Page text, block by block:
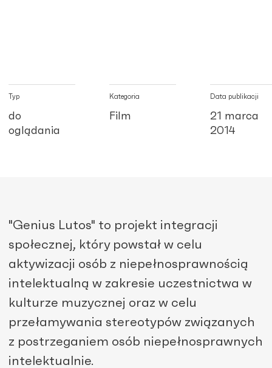
Typ
do
oglądania
Kategoria
Film
Data publikacji
21 marca
2014
"Genius Lutos" to projekt integracji
społecznej, który powstał w celu
aktywizacji osób z niepełnosprawnością
intelektualną w zakresie uczestnictwa w
kulturze muzycznej oraz w celu
przełamywania stereotypów związanych
z postrzeganiem osób niepełnosprawnych
intelektualnie.